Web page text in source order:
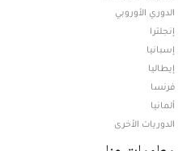
الدوري الأوروبي
إنجلترا
إسبانيا
إيطاليا
فرنسا
ألمانيا
الدوريات الأخرى